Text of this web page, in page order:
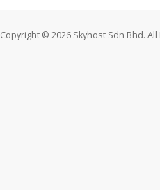
Copyright © 2026 Skyhost Sdn Bhd.